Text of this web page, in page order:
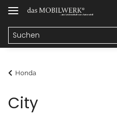
Honda
City